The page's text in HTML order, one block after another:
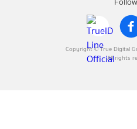
Copyright © True Digital
All rights